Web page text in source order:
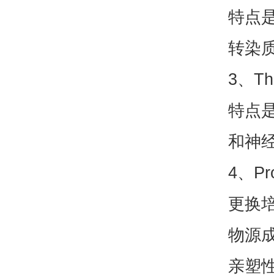
特点
转染
3、
特点
和神
4、
更换
物源
亲塑